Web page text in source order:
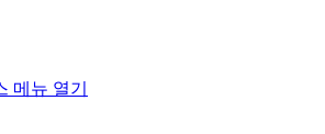
메뉴 열기